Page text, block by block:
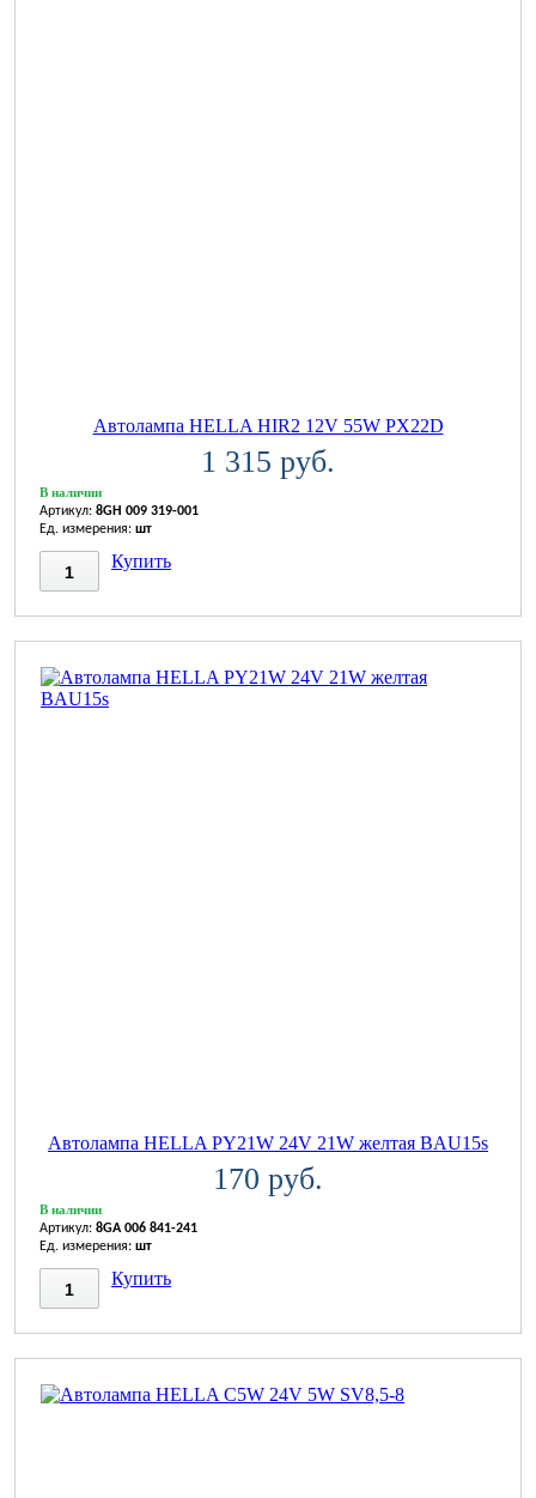
Автолампа HELLA HIR2 12V 55W PX22D
1 315 руб.
В наличии
Артикул: 8GH 009 319-001
Ед. измерения: шт
Купить
Автолампа HELLA PY21W 24V 21W желтая BAU15s
170 руб.
В наличии
Артикул: 8GA 006 841-241
Ед. измерения: шт
Купить